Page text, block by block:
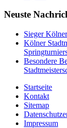
Neuste
Sieger
Kölner
Besondere
Startseite
Kontakt
Sitemap
Impressum